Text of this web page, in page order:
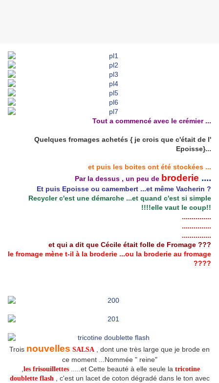
Tout a commencé avec le crémier ...
Quelques fromages achetés { je crois que c'était de l'
Epoisse}...
et puis les boites ont été stockées ...
Par la dessus , un peu de broderie ....
Et puis Epoisse ou camembert ...et même Vacherin ?
Recycler c'est une démarche ...et quand c'est si simple
!!!!elle vaut le coup!!
...............
...............
...............
et qui a dit que Cécile était folle de Fromage ???
le fromage mène t-il à la broderie ...ou la broderie au fromage
????
Trois nouvelles SALSA , dont une très large que je brode en
ce moment ...Nommée " reine"
,les frisouillettes .....et Cette beauté à elle seule la tricotine
doublette flash , c'est un lacet de coton dégradé dans le ton avec